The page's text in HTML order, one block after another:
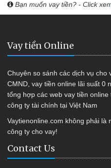
Bạn muốn vay tiền? - Click
Vay tiền Online
Chuyên so sánh các dịch vụ cho
CMND, vay tiền online lãi suất 0
tổng hợp các web vay tiền
công ty tài chính tại Việt Nam
Vaytienonline.com không phải
công ty cho vay!
Contact Us